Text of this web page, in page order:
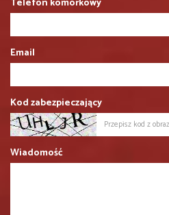
Email
Kod zabezpieczający
Wiadomość